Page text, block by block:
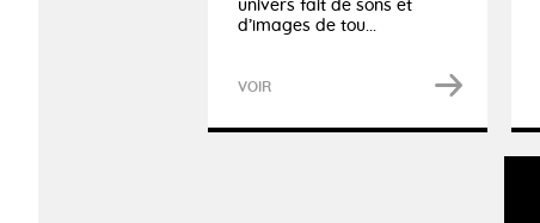
univers fait de sons et
d’images de tou...
VOIR